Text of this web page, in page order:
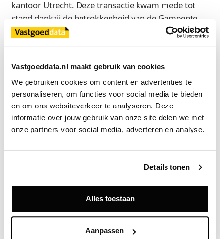
Vastgoeddata.nl maakt gebruik van cookies
We gebruiken cookies om content en advertenties te
personaliseren, om functies voor social media te bieden
en om ons websiteverkeer te analyseren. Deze
informatie over jouw gebruik van onze site delen we met
onze partners voor social media, adverteren en analyse.
Details tonen
Alles toestaan
Aanpassen
kantoor Utrecht. Deze transactie kwam mede tot
stand dankzij de betrokkenheid van de Gemeente
Utrecht en de ROM Utrecht Region. Spring Real
Estatetrad op als adviseur voor Chroma ATE Europe.
Bron
Spring Real Estate
Exclusief voor licentiehouders
Deze informatie is alleen beschikbaar voor licentiehouders van
Vraag een demo aan
Terug